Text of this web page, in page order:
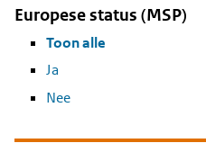
Europese status (MSP)
Toon alle
Ja
Nee